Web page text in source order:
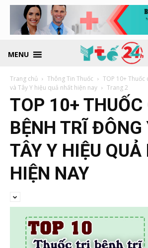
MENU
Trang chủ Thông Tin Thuốc
TOP 10+
và Tây Y hiệu quả nhất hiện nay
Trang 2
TOP 10+
BỆNH TRĨ ĐÔNG
TÂY Y HIỆU
HIỆN NAY